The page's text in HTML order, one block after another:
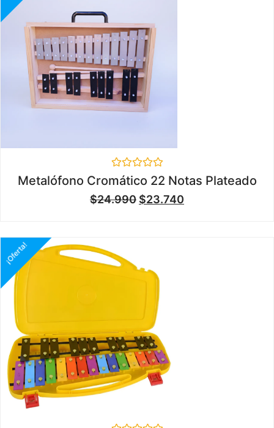
Valorado
en
0
de
Metalófono Cromático 22 Notas Plateado
$24.990 $23.740
¡Oferta!